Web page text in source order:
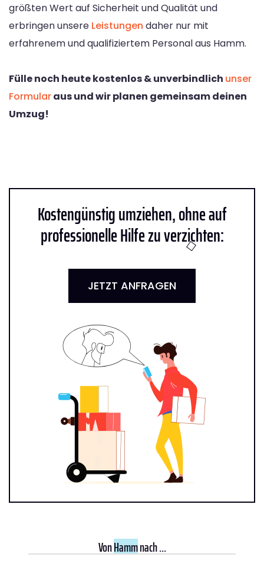
größten Wert auf Sicherheit und Qualität und
erbringen unsere Leistungen daher nur mit
erfahrenem und qualifiziertem Personal aus Hamm.
Fülle noch heute kostenlos & unverbindlich unser
Formularaus und wir planen gemeinsam deinen
Umzug!
Kostengünstig umziehen, ohne auf
professionelle Hilfe zu verzichten:
JETZT ANFRAGEN
VonHammnach ...